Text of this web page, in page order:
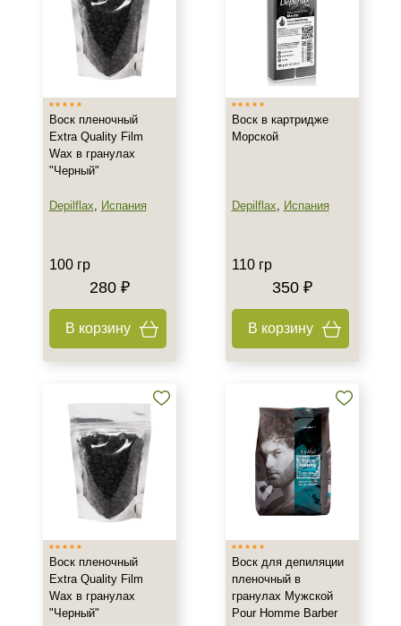
Испания
Тип товара
Воск
Класс косметики
Профессиональная
Область применения
Тело
110 гр
250 гр
Показать еще
250 гр
1000 гр
Воск пленочный
Extra Quality Film
Wax в гранулах
"Черный"
Depilflax, Испания
100 гр
280 ₽
В корзину
Воск в картридже
Морской
Depilflax, Испания
110 гр
350 ₽
В корзину
Воск пленочный
Extra Quality Film
Wax в гранулах
"Черный"
Воск для депиляции
пленочный в
гранулах Мужской
Pour Homme Barber